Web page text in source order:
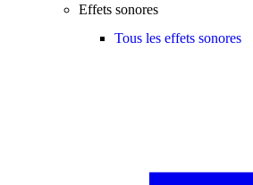
Effets sonores
Tous les effets sonores